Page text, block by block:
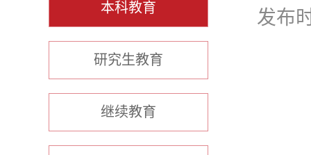
本科教育
研究生教育
继续教育
发布